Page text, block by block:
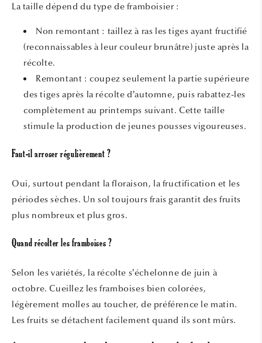
La taille dépend du type de framboisier :
Non remontant : taillez à ras les tiges ayant fructifié
(reconnaissables à leur couleur brunâtre) juste après la
récolte.
Remontant : coupez seulement la partie supérieure
des tiges après la récolte d’automne, puis rabattez-les
complètement au printemps suivant. Cette taille
stimule la production de jeunes pousses vigoureuses.
Faut-il arroser régulièrement ?
Oui, surtout pendant la floraison, la fructification et les
périodes sèches. Un sol toujours frais garantit des fruits
plus nombreux et plus gros.
Quand récolter les framboises ?
Selon les variétés, la récolte s’échelonne de juin à
octobre. Cueillez les framboises bien colorées,
légèrement molles au toucher, de préférence le matin.
Les fruits se détachent facilement quand ils sont mûrs.